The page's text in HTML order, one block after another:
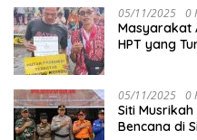
05/11/2025 0
Masyarakat
HPT yang
05/11/2025 0
Siti
Bencana di